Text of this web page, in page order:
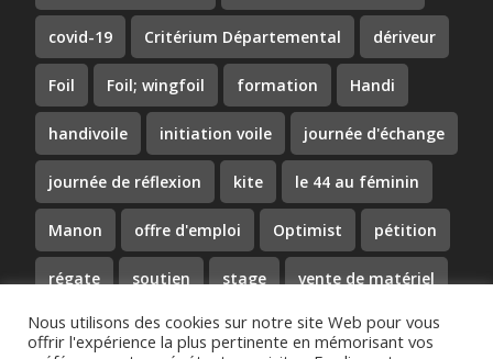
covid-19 Critérium Départemental dériveur
Foil Foil; wingfoil formation Handi
handivoile initiation voile journée d'échange
journée de réflexion kite le 44 au féminin
Manon offre d'emploi Optimist pétition
régate soutien stage vente de matériel
Vie du 44 voile solidaire voile sportive
Nous utilisons des cookies sur notre site Web pour vous
offrir l'expérience la plus pertinente en mémorisant vos